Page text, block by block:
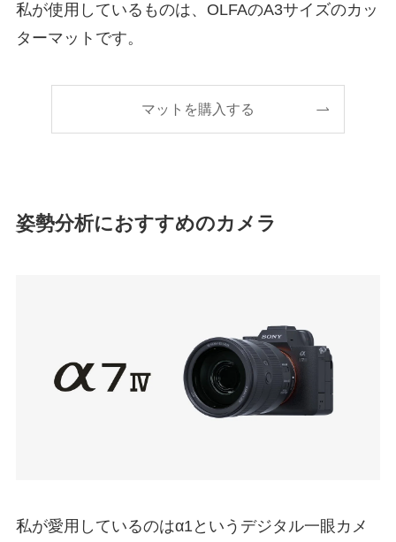
私が使用しているものは、OLFAのA3サイズのカッ
ターマットです。
マットを購入する
姿勢分析におすすめのカメラ
私が愛用しているのはα1というデジタル一眼カメ